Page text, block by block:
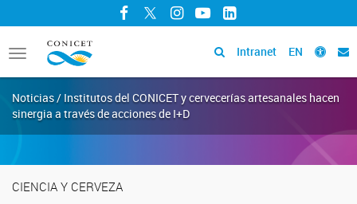
Facebook
TwitterInstagram
YouTubeLinkedIn
Toggle
navigation
Intranet EN
Noticias / Institutos del CONICET y cervecerías artesanales hacen
sinergia a través de acciones de I+D
CIENCIA Y CERVEZA